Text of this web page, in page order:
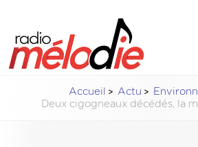
Accueil Actu
Deux cigogneaux décédés, la